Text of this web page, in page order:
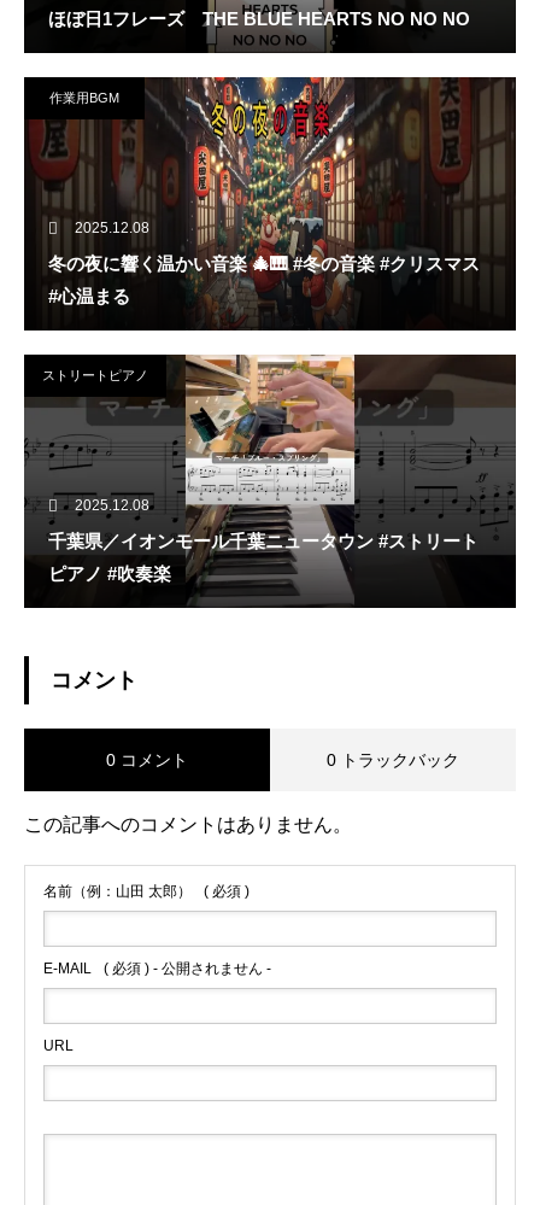
ほぼ日1フレーズ THE BLUE HEARTS NO NO NO
作業用BGM
2025.12.08
冬の夜に響く温かい音楽 🎄🎹 #冬の音楽 #クリスマス
#心温まる
ストリートピアノ
2025.12.08
千葉県／イオンモール千葉ニュータウン #ストリート
ピアノ #吹奏楽
コメント
0 コメント 0 トラックバック
この記事へのコメントはありません。
名前（例：山田 太郎） ( 必須 )
E-MAIL ( 必須 ) - 公開されません -
URL